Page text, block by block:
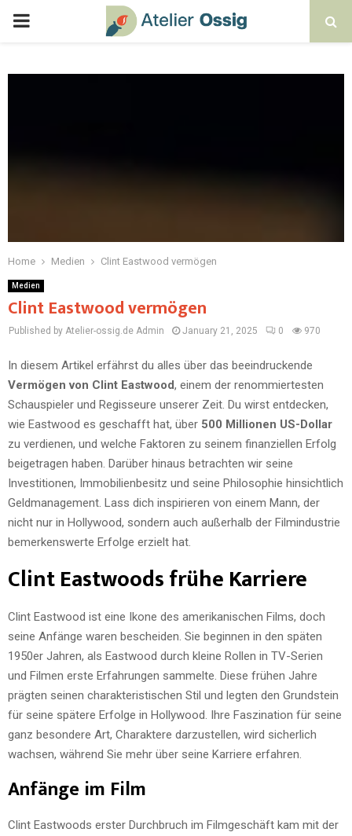
Home Medien Clint Eastwood vermögen
Medien
Clint Eastwood vermögen
Published by Atelier-ossig.de Admin January 21, 2025 0 970
In diesem Artikel erfährst du alles über das beeindruckende
Vermögen von Clint Eastwood, einem der renommiertesten
Schauspieler und Regisseure unserer Zeit. Du wirst entdecken,
wie Eastwood es geschafft hat, über 500 Millionen US-Dollar
zu verdienen, und welche Faktoren zu seinem finanziellen Erfolg
beigetragen haben. Darüber hinaus betrachten wir seine
Investitionen, Immobilienbesitz und seine Philosophie hinsichtlich
Geldmanagement. Lass dich inspirieren von einem Mann, der
nicht nur in Hollywood, sondern auch außerhalb der Filmindustrie
bemerkenswerte Erfolge erzielt hat.
Clint Eastwoods frühe Karriere
Clint Eastwood ist eine Ikone des amerikanischen Films, doch
seine Anfänge waren bescheiden. Sie beginnen in den späten
1950er Jahren, als Eastwood durch kleine Rollen in TV-Serien
und Filmen erste Erfahrungen sammelte. Diese frühen Jahre
prägten seinen charakteristischen Stil und legten den Grundstein
für seine spätere Erfolge in Hollywood. Ihre Faszination für seine
ganz besondere Art, Charaktere darzustellen, wird sicherlich
wachsen, während Sie mehr über seine Karriere erfahren.
Anfänge im Film
Clint Eastwoods erster Durchbruch im Filmgeschäft kam mit der